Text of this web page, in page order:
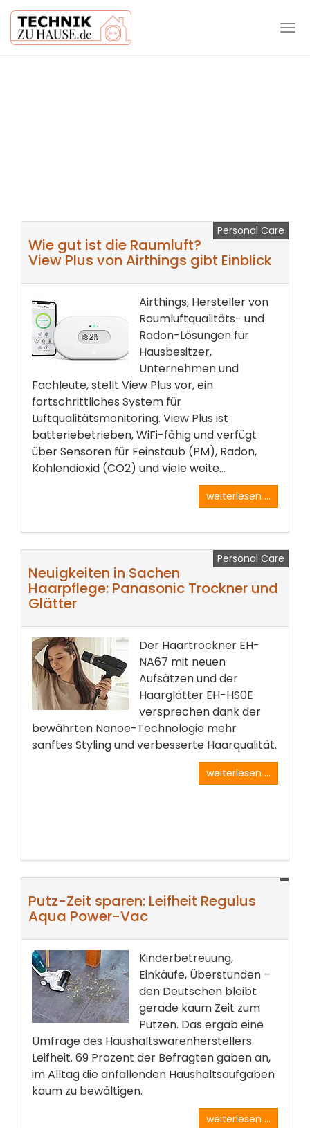
Personal Care
Wie gut ist die Raumluft?
View Plus von Airthings gibt Einblick
Airthings, Hersteller von
Raumluftqualitäts- und
Radon-Lösungen für
Hausbesitzer,
Unternehmen und
Fachleute, stellt View Plus vor, ein
fortschrittliches System für
Luftqualitätsmonitoring. View Plus ist
batteriebetrieben, WiFi-fähig und verfügt
über Sensoren für Feinstaub (PM), Radon,
Kohlendioxid (CO2) und viele weite...
weiterlesen ...
Personal Care
Neuigkeiten in Sachen
Haarpflege: Panasonic Trockner und
Glätter
Der Haartrockner EH-
NA67 mit neuen
Aufsätzen und der
Haarglätter EH-HS0E
versprechen dank der
bewährten Nanoe-Technologie mehr
sanftes Styling und verbesserte Haarqualität.
weiterlesen ...
Putz-Zeit sparen: Leifheit Regulus
Aqua Power-Vac
Kinderbetreuung,
Einkäufe, Überstunden –
den Deutschen bleibt
gerade kaum Zeit zum
Putzen. Das ergab eine
Umfrage des Haushaltswarenherstellers
Leifheit. 69 Prozent der Befragten gaben an,
im Alltag die anfallenden Haushaltsaufgaben
kaum zu bewältigen.
weiterlesen ...